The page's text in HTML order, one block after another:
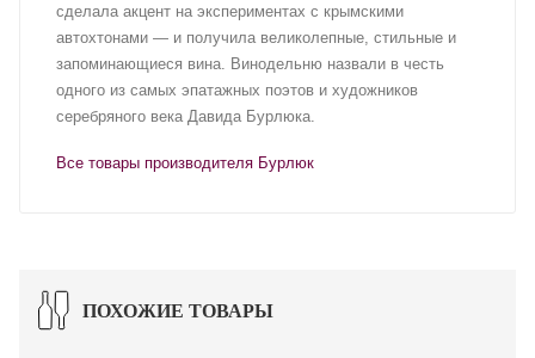
сделала акцент на экспериментах с крымскими
автохтонами — и получила великолепные, стильные и
запоминающиеся вина. Винодельню назвали в честь
одного из самых эпатажных поэтов и художников
серебряного века Давида Бурлюка.
Все товары производителя Бурлюк
ПОХОЖИЕ ТОВАРЫ